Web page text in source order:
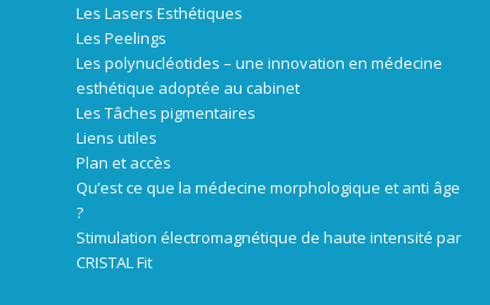
Les Lasers Esthétiques
Les Peelings
Les polynucléotides – une innovation en médecine
esthétique adoptée au cabinet
Les Tâches pigmentaires
Liens utiles
Plan et accès
Qu’est ce que la médecine morphologique et anti âge
?
Stimulation électromagnétique de haute intensité par
CRISTAL Fit